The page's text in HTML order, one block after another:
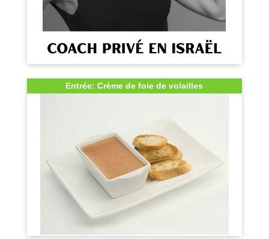
Entrée: Crème de foie de volailles